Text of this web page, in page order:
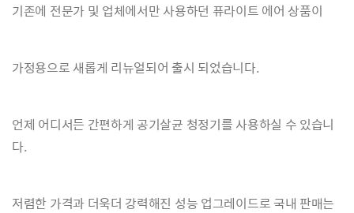
기존에 전문가 및 업체에서만 사용하던 퓨라이트 에어 상품이
가정용으로 새롭게 리뉴얼되어 출시 되었습니다.
언제 어디서든 간편하게 공기살균 청정기를 사용하실 수 있습니
다.
저렴한 가격과 더욱더 강력해진 성능 업그레이드로 국내 판매는